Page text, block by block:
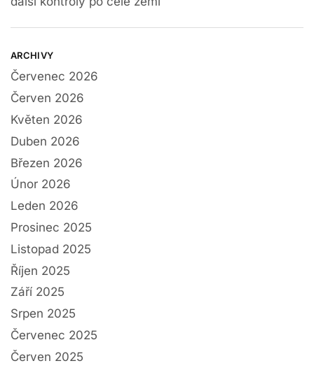
ARCHIVY
Červenec 2026
Červen 2026
Květen 2026
Duben 2026
Březen 2026
Únor 2026
Leden 2026
Prosinec 2025
Listopad 2025
Říjen 2025
Září 2025
Srpen 2025
Červenec 2025
Červen 2025